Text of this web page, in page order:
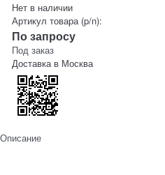
Нет в наличии
Артикул товара (p/n):
По запросу
Под заказ
Доставка в Москва
Описание